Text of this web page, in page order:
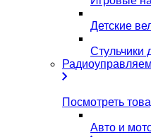
Детские
Стульчики
Посмотреть
Авто и